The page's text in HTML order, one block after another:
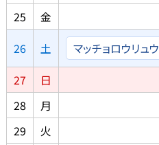
25
金
26
土
マッチョロウリュウ
27
日
28
月
29
火